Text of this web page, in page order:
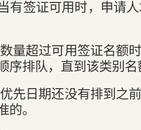
有签证可用时，申请
量超过可用签证名额
序排队，直到该类别
先日期还没有排到之
的。